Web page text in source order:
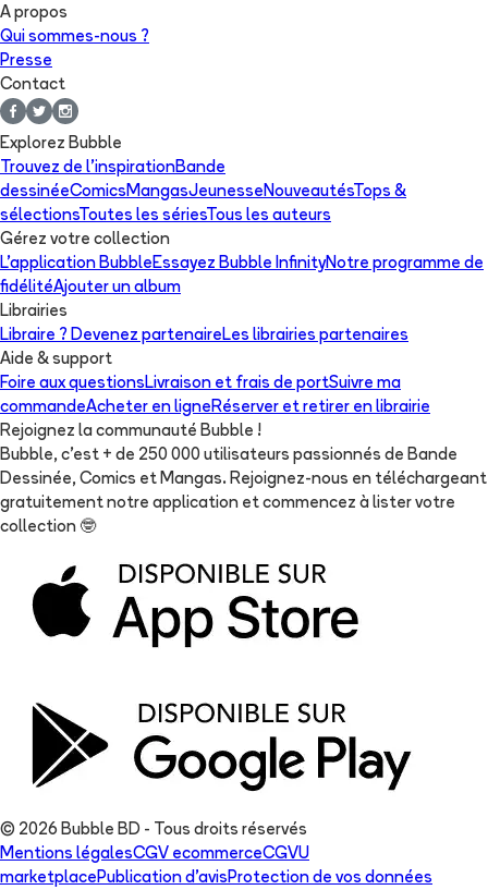
A propos
Qui sommes-nous ?
Presse
Contact
Explorez Bubble
Trouvez de l'inspirationBande
dessinéeComicsMangasJeunesseNouveautésTops &
sélectionsToutes les sériesTous les auteurs
Gérez votre collection
L'application BubbleEssayez Bubble InfinityNotre programme de
fidélitéAjouter un album
Librairies
Libraire ? Devenez partenaireLes librairies partenaires
Aide & support
Foire aux questionsLivraison et frais de portSuivre ma
commandeAcheter en ligneRéserver et retirer en librairie
Rejoignez la communauté Bubble !
Bubble, c'est + de 250 000 utilisateurs passionnés de Bande
Dessinée, Comics et Mangas. Rejoignez-nous en téléchargeant
gratuitement notre application et commencez à lister votre
collection 🤓
© 2026 Bubble BD - Tous droits réservés
Mentions légalesCGV ecommerceCGVU
marketplacePublication d'avisProtection de vos données